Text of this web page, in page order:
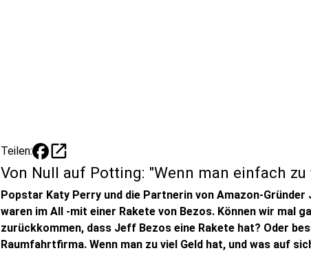
Teilen: open_in_new
Von Null auf Potting: "Wenn man einfach zu
Popstar Katy Perry und die Partnerin von Amazon-Gründer
waren im All -mit einer Rakete von Bezos. Können wir mal
zurückkommen, dass Jeff Bezos eine Rakete hat? Oder
Raumfahrtfirma. Wenn man zu viel Geld hat, und was auf